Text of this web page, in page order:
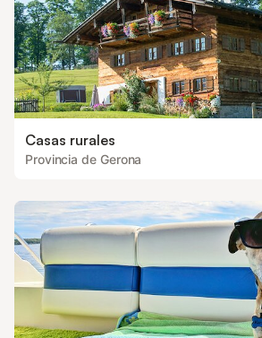
Casas rurales
Provincia de Gerona